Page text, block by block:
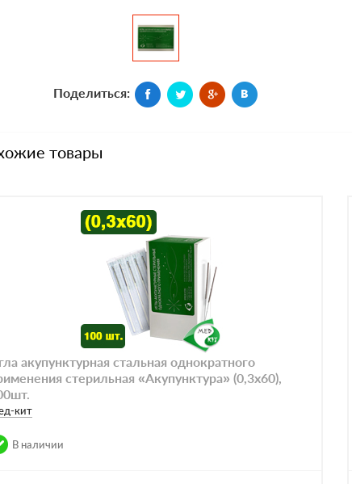
Поделиться:
товары
акупунктурная стальная однократного
стерильная «Акупунктура» (0,3х60),
кит
В наличии